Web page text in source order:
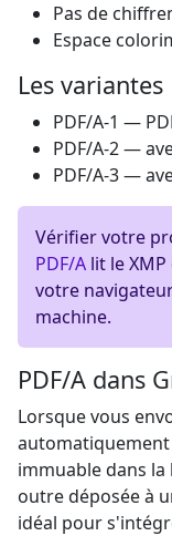
Pas de
Espace
Les variantes
PDF/A-1 —
PDF/A-2—
PDF/A-3—
Vérifier votre
PDF/A lit le
votre
machine.
PDF/A dans
Lorsque vous
automatiquement
immuable dans la
outre déposée à
idéal pour